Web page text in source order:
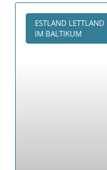
ESTLAND
IM BALTIKUM